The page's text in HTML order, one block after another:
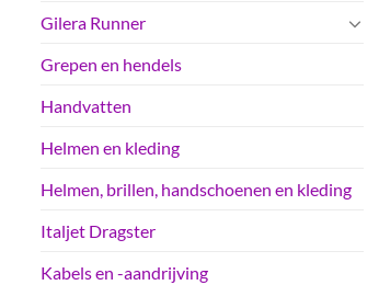
Gilera Runner
Grepen en hendels
Handvatten
Helmen en kleding
Helmen, brillen, handschoenen en kleding
Italjet Dragster
Kabels en -aandrijving